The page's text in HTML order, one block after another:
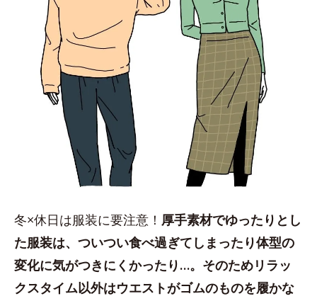
冬×休日は服装に要注意！ 厚手素材でゆったりとし
た服装は、ついつい食べ過ぎてしまったり体型の
変化に気がつきにくかったり…。そのためリラッ
クスタイム以外はウエストがゴムのものを履かな